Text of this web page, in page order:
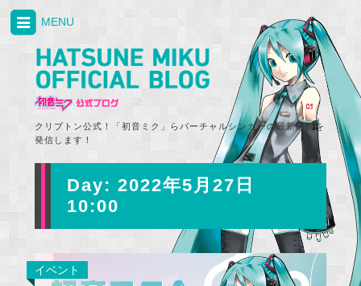
クリプトン公式！「初音ミク」らバーチャルシンガーの最新情報を
発信します！
MENU
Day: 2022年5月27日
10:00
イベント